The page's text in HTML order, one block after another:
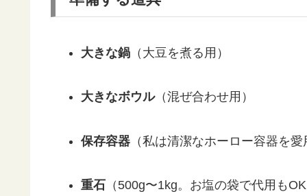
大きな鍋（大豆を煮る用）
大きなボウル（混ぜ合わせ用）
保存容器（私は清潔なホーロー容器を愛
重石（500g〜1kg。お塩の袋で代用もOK